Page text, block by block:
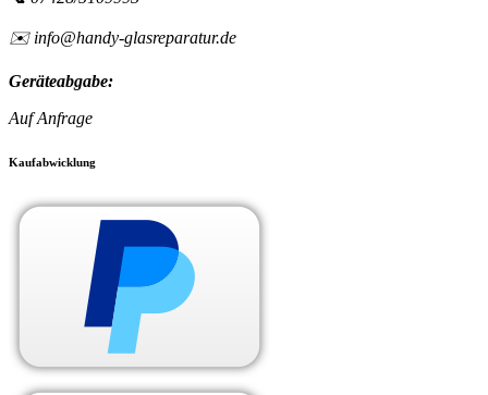
✉️ info@handy-glasreparatur.de
Geräteabgabe:
Auf Anfrage
Kaufabwicklung